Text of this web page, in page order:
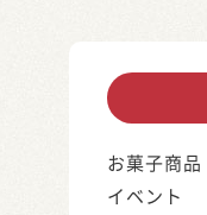
お菓子商品
イベント